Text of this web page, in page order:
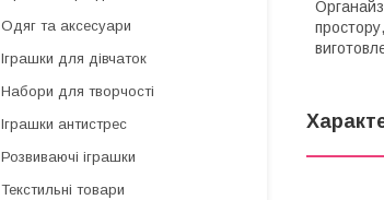
Одяг та аксесуари
Іграшки для дівчаток
Набори для творчості
Іграшки антистрес
Розвиваючі іграшки
Текстильні товари